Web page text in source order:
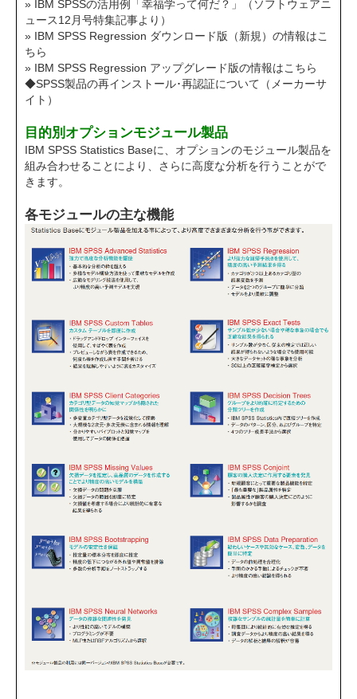
» IBM SPSSの活用例「幸福学って何だ？」（ソフトウェアニ
ュース12月号特集記事より）
» IBM SPSS Regression ダウンロード版（新規）の情報はこ
ちら
» IBM SPSS Regression アップグレード版の情報はこちら
◆SPSS製品の再インストール･再認証について（メーカーサ
イト）
目的別オプションモジュール製品
IBM SPSS Statistics Baseに、オプションのモジュール製品を
組み合わせることにより、さらに高度な分析を行うことがで
きます。
各モジュールの主な機能